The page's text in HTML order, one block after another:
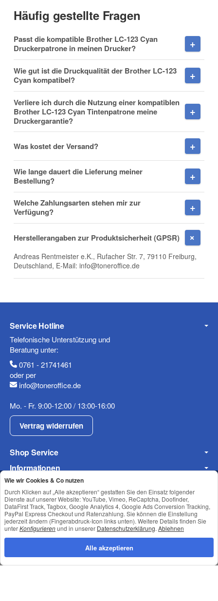
Nachname
E-Mail
Fax
Frage zum Artikel
Ihre Frage
Häufig gestellte Fragen
Passt die kompatible Brother LC-123 Cyan
Druckerpatrone in meinen Drucker?
Wie gut ist die Druckqualität der Brother LC-123
Cyan kompatibel?
Verliere ich durch die Nutzung einer kompatiblen
Brother LC-123 Cyan Tintenpatrone meine
Druckergarantie?
Was kostet der Versand?
Wie lange dauert die Lieferung meiner
Bestellung?
Welche Zahlungsarten stehen mir zur
Verfügung?
Herstellerangaben zur Produktsicherheit (GPSR)
Andreas Rentmeister e.K., Rufacher Str. 7, 79110 Freiburg,
Deutschland, E-Mail: info@toneroffice.de
Service Hotline
Telefonische Unterstützung und
Beratung unter:
0761 - 21741461
oder per
info@toneroffice.de
Mo. - Fr. 9:00-12:00 / 13:00-16:00
Vertrag widerrufen
Shop Service
Informationen
Newsletter Abonnieren
Datenschutz•Impressum
Wie wir Cookies & Co nutzen
Durch Klicken auf „Alle akzeptieren“ gestatten Sie den Einsatz folgender
Dienste auf unserer Website: YouTube, Vimeo, ReCaptcha, Doofinder,
DataFirst Track, Tagbox, Google Analytics 4, Google Ads Conversion Tracking,
PayPal Express Checkout und Ratenzahlung. Sie können die Einstellung
jederzeit ändern (Fingerabdruck-Icon links unten). Weitere Details finden Sie
unterKonfigurierenund in unserer Datenschutzerklärung. Ablehnen
Alle akzeptieren